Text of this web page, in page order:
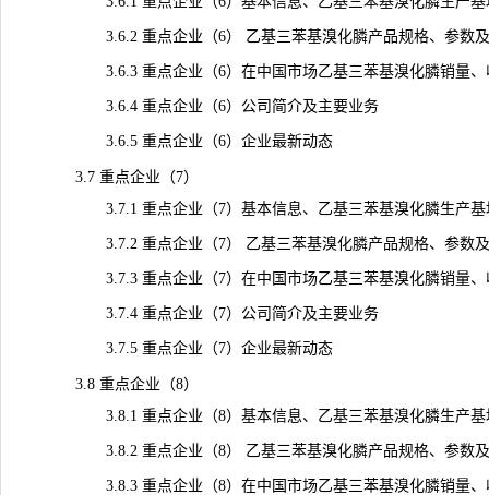
3.6.2 重点企业（6） 乙基三苯基溴化膦产品规格、参数及
3.6.3 重点企业（6）在中国市场乙基三苯基溴化膦销量、收
3.6.4 重点企业（6）公司简介及主要业务
3.6.5 重点企业（6）企业最新动态
3.7 重点企业（7）
3.7.1 重点企业（7）基本信息、乙基三苯基溴化膦生产基
3.7.2 重点企业（7） 乙基三苯基溴化膦产品规格、参数及
3.7.3 重点企业（7）在中国市场乙基三苯基溴化膦销量、收
3.7.4 重点企业（7）公司简介及主要业务
3.7.5 重点企业（7）企业最新动态
3.8 重点企业（8）
3.8.1 重点企业（8）基本信息、乙基三苯基溴化膦生产基
3.8.2 重点企业（8） 乙基三苯基溴化膦产品规格、参数及
3.8.3 重点企业（8）在中国市场乙基三苯基溴化膦销量、收